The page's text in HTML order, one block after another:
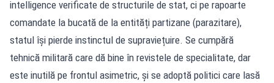
intelligence verificate de structurile de stat, ci pe rapoarte
comandate la bucată de la entități partizane (parazitare),
statul își pierde instinctul de supraviețuire. Se cumpără
tehnică militară care dă bine în revistele de specialitate, dar
este inutilă pe frontul asimetric, și se adoptă politici care lasă